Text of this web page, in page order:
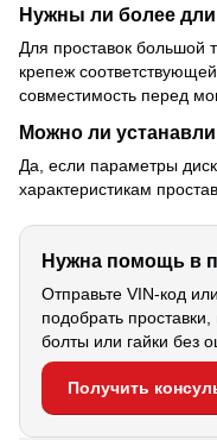
Нужны ли более
Для проставок большой
крепеж
совместимость перед
Можно ли
Да, если параметры
характеристикам
Нужна помощь в
Отправьте VIN-код
подобрать
болты или гайки без
Получить